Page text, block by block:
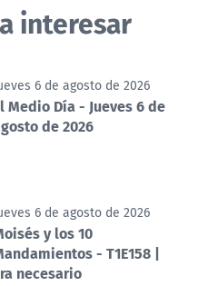
interesar
6 de agosto de 2026
Medio Día - Jueves 6 de
de 2026
6 de agosto de 2026
y los 10
- T1E158 |
necesario